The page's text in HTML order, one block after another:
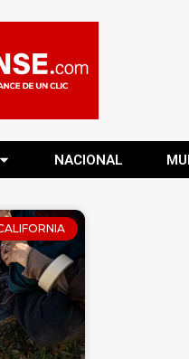
NACIONAL